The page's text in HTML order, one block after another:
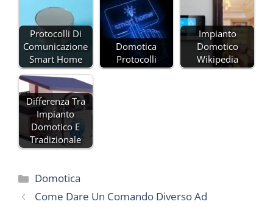
Protocolli Di
Comunicazione
Smart Home
Domotica
Protocolli
Impianto
Domotico
Wikipedia
Differenza Tra
Impianto
Domotico E
Tradizionale
Categorie
Domotica
Come Dare Un Comando Diverso Ad